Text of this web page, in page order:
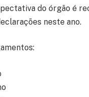
do órgão é
neste ano.